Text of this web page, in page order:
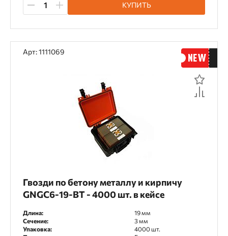
КУПИТЬ
Арт: 1111069
Гвозди по бетону металлу и кирпичу
GNGC6-19-BT - 4000 шт. в кейсе
Длина:
19 мм
Сечение:
3 мм
Упаковка:
4000 шт.